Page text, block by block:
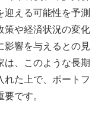
迎える可能性を予測
策や経済状況の変化
影響を与えるとの見
は、このような長期
れた上で、ポートフ
です。